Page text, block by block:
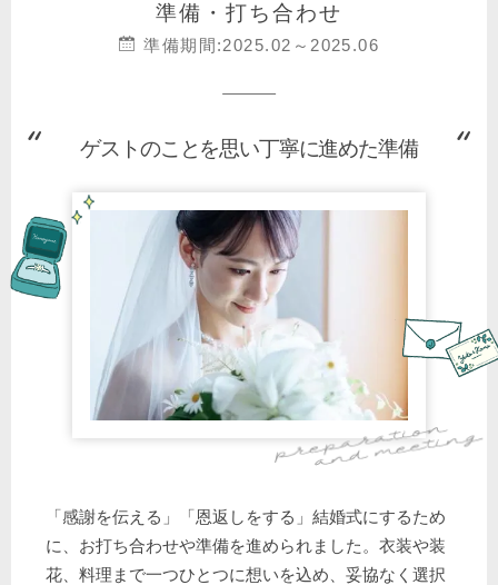
準備・打ち合わせ
準備期間:2025.02～2025.06
ゲストのことを思い丁寧に進めた準備
「感謝を伝える」「恩返しをする」結婚式にするため
に、お打ち合わせや準備を進められました。衣装や装
花、料理まで一つひとつに想いを込め、妥協なく選択